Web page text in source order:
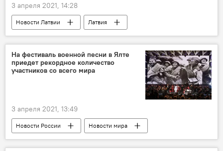
3 апреля 2021, 14:28
Новости Латвии
Латвия
Центр профилактики и контроля заболеваний
коронавирус
На фестиваль военной песни в Ялте
приедет рекордное количество
участников со всего мира
3 апреля 2021, 13:49
Новости России
Новости мира
Россия
Ялта
фестиваль